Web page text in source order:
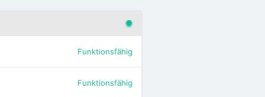
Funktionsfähig
Funktionsfähig